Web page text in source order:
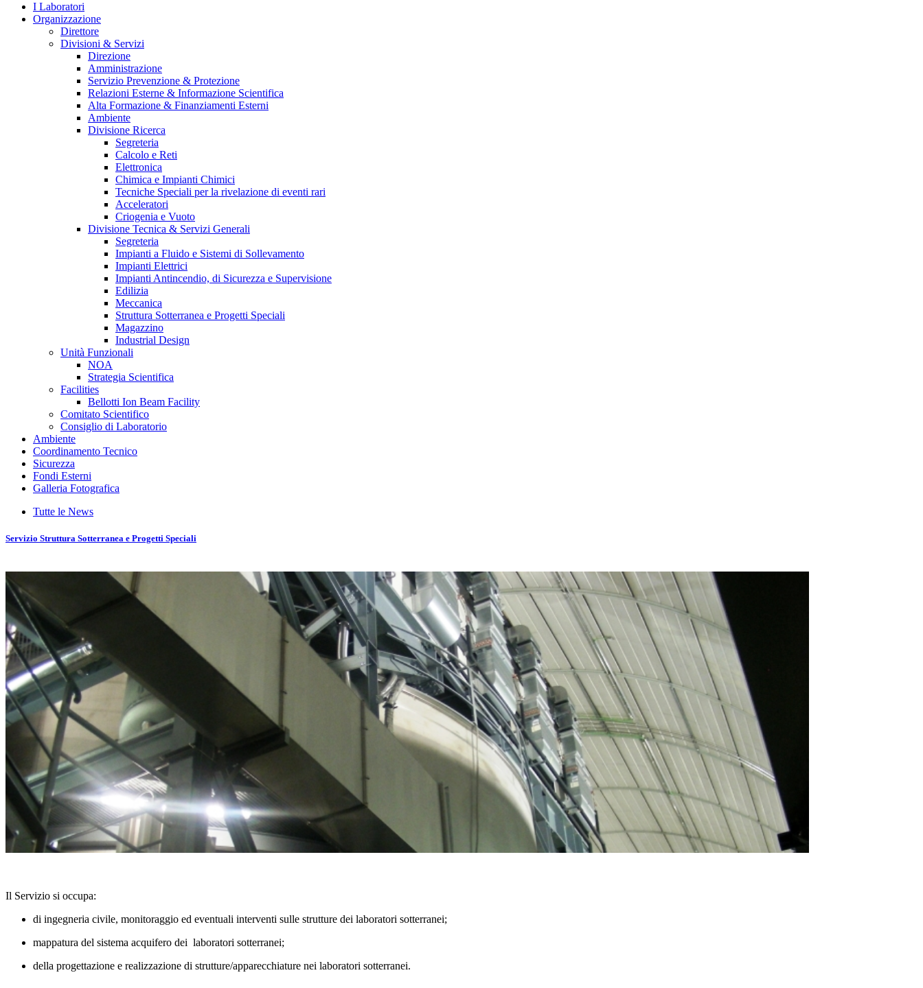
I Laboratori
Organizzazione
Direttore
Divisioni & Servizi
Direzione
Amministrazione
Servizio Prevenzione & Protezione
Relazioni Esterne & Informazione Scientifica
Alta Formazione & Finanziamenti Esterni
Ambiente
Divisione Ricerca
Segreteria
Calcolo e Reti
Elettronica
Chimica e Impianti Chimici
Tecniche Speciali per la rivelazione di eventi rari
Acceleratori
Criogenia e Vuoto
Divisione Tecnica & Servizi Generali
Segreteria
Impianti a Fluido e Sistemi di Sollevamento
Impianti Elettrici
Impianti Antincendio, di Sicurezza e Supervisione
Edilizia
Meccanica
Struttura Sotterranea e Progetti Speciali
Magazzino
Industrial Design
Unità Funzionali
NOA
Strategia Scientifica
Facilities
Bellotti Ion Beam Facility
Comitato Scientifico
Consiglio di Laboratorio
Ambiente
Coordinamento Tecnico
Sicurezza
Fondi Esterni
Galleria Fotografica
Tutte le News
Servizio Struttura Sotterranea e Progetti Speciali
Il Servizio si occupa:
di ingegneria civile, monitoraggio ed eventuali interventi sulle strutture dei laboratori sotterranei;
mappatura del sistema acquifero dei laboratori sotterranei;
della progettazione e realizzazione di strutture/apparecchiature nei laboratori sotterranei.